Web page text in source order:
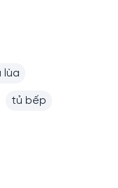
lùa
tủ bếp